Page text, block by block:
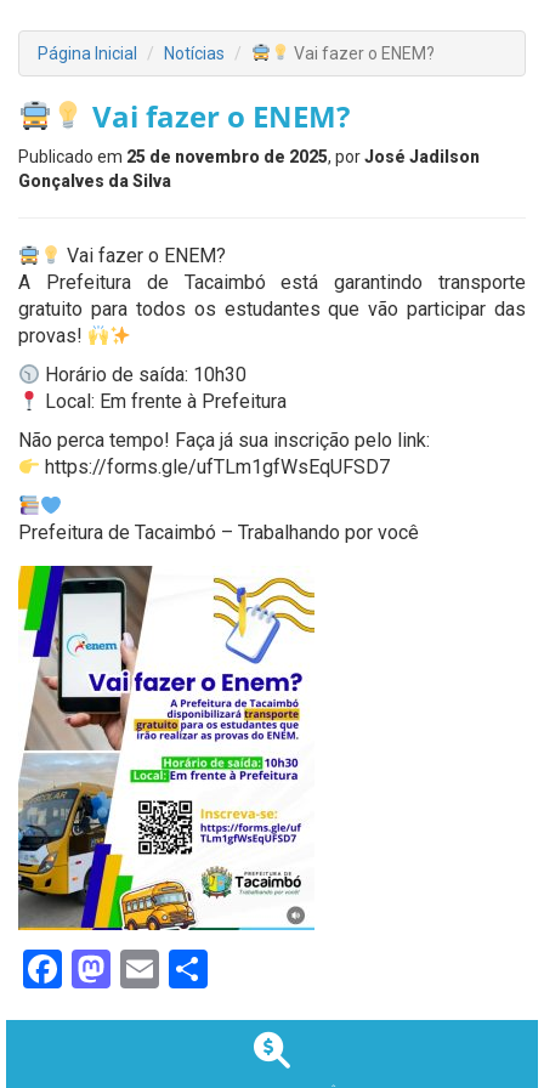
Página Inicial Notícias Vai fazer o ENEM?
Vai fazer o ENEM?
Publicado em 25 de novembro de 2025, porJosé Jadilson
Gonçalves da Silva
Vai fazer o ENEM?
A Prefeitura de Tacaimbó está garantindo transporte
gratuito para todos os estudantes que vão participar das
provas!
Horário de saída: 10h30
Local: Em frente à Prefeitura
Não perca tempo! Faça já sua inscrição pelo link:
https://forms.gle/ufTLm1gfWsEqUFSD7
Prefeitura de Tacaimbó – Trabalhando por você
Facebook
Mastodon
Email